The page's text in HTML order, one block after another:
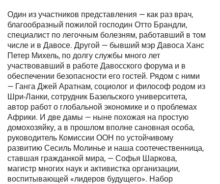
Один из участников представления — как раз врач,
благообразный пожилой господин Отто Брандли,
специалист по легочным болезням, работавший в том
числе и в Давосе. Другой — бывший мэр Давоса Ханс
Петер Михель, по долгу службы много лет
участвовавший в работе Давосского форума и в
обеспечении безопасности его гостей. Рядом с ними
— Ганга Джей Аратнам, социолог и философ родом из
Шри-Ланки, сотрудник Базельского университета,
автор работ о глобальной экономике и о проблемах
Африки. И две дамы — ныне похожая на простую
домохозяйку, а в прошлом вполне сановная особа,
руководитель Комиссии ООН по устойчивому
развитию Сесиль Молинье и наша соотечественница,
ставшая гражданкой мира, — Софья Шаркова,
магистр многих наук и активистка организации,
воспитывающей «лидеров будущего». Набор